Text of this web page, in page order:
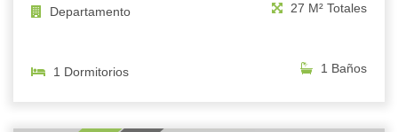
Departamento 27 M² Totales
1 Dormitorios 1 Baños